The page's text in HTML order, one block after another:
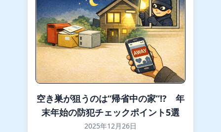
空き巣が狙うのは“帰省中の家”!? 年
末年始の防犯チェックポイント5選
2025年12月26日